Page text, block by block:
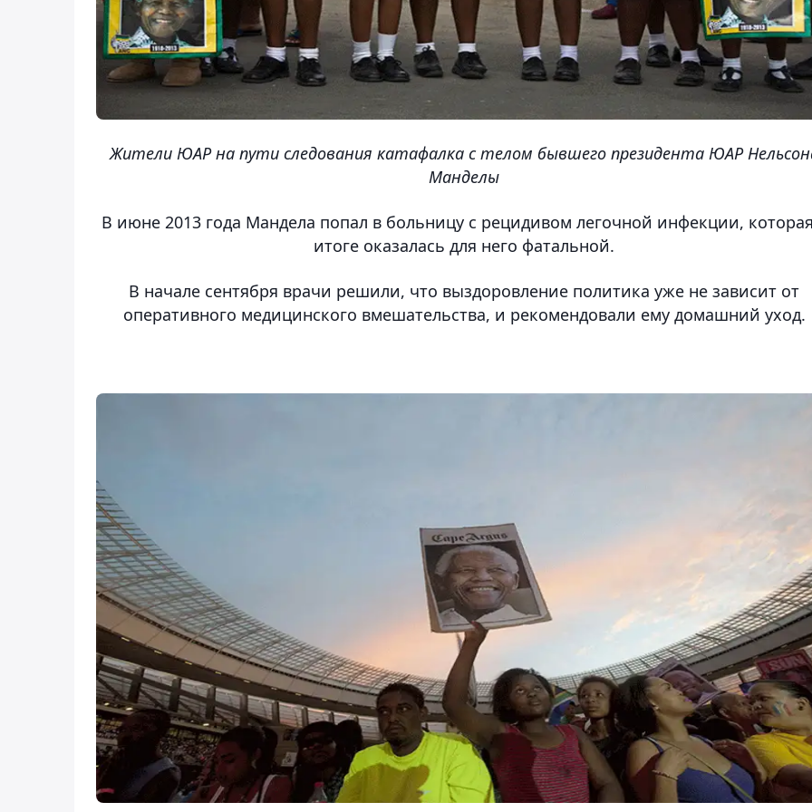
Жители ЮАР на пути следования катафалка с телом бывшего президента ЮАР
Манделы
В июне 2013 года Мандела попал в больницу с рецидивом легочной инфекции,
итоге оказалась для него фатальной.
В начале сентября врачи решили, что выздоровление политика уже не зависит от
оперативного медицинского вмешательства, и рекомендовали ему домашний уход.